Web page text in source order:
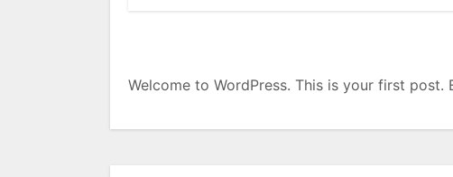
Welcome to WordPress. This is your first